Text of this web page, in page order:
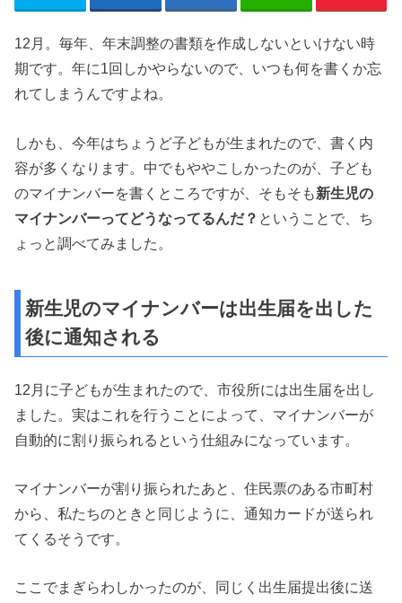
12月。毎年、年末調整の書類を作成しないといけない時
期です。年に1回しかやらないので、いつも何を書くか忘
れてしまうんですよね。
しかも、今年はちょうど子どもが生まれたので、書く内
容が多くなります。中でもややこしかったのが、子ども
のマイナンバーを書くところですが、そもそも新生児の
マイナンバーってどうなってるんだ？ ということで、 ち
ょっと調べてみました。
新生児のマイナンバーは出生届を出した
後に通知される
12月に子どもが生まれたので、市役所には出生届を出し
ました。実はこれを行うことによって、 マイナンバーが
自動的に割り振られるという仕組みになっています。
マイナンバーが割り振られたあと、住民票のある市町村
から、私たちのときと同じように、通知カードが送られ
てくるそうです。
ここでまぎらわしかったのが、 同じく出生届提出後に送